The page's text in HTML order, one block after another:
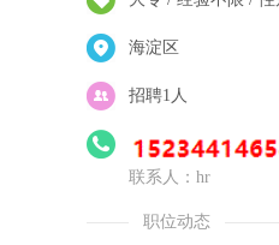
海淀区
招聘1人
联系人：hr
职位动态